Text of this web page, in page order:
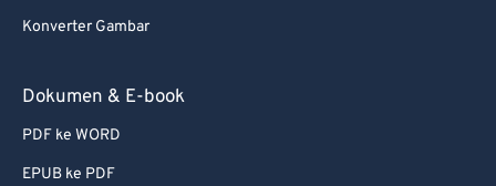
Konverter Gambar
Dokumen & E-book
PDF ke WORD
EPUB ke PDF